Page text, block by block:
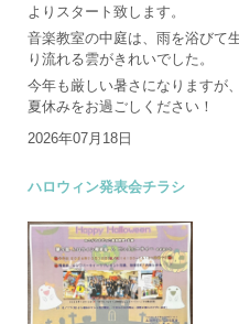
よりスタート致します。
音楽教室の中庭は、雨を浴びて
り流れる雲がきれいでした。
今年も厳しい暑さになりますが
夏休みをお過ごしください！
2026年07月18日
ハロウィン発表会チラシ